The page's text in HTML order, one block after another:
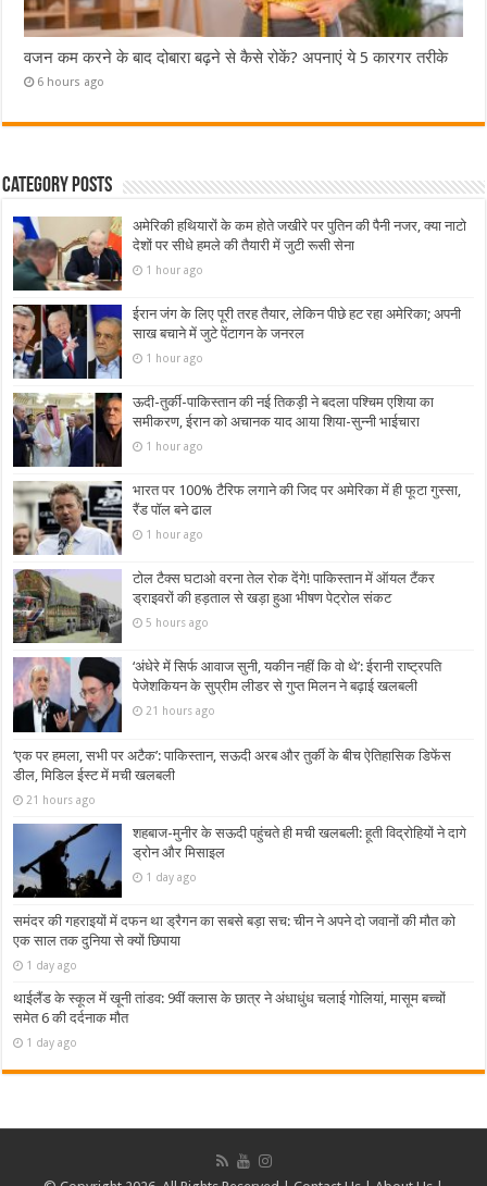
वजन कम करने के बाद दोबारा बढ़ने से कैसे रोकें? अपनाएं ये 5 कारगर तरीके
6 hours ago
Category Posts
अमेरिकी हथियारों के कम होते जखीरे पर पुतिन की पैनी नजर, क्या नाटो
देशों पर सीधे हमले की तैयारी में जुटी रूसी सेना
1 hour ago
ईरान जंग के लिए पूरी तरह तैयार, लेकिन पीछे हट रहा अमेरिका; अपनी
साख बचाने में जुटे पेंटागन के जनरल
1 hour ago
ऊदी-तुर्की-पाकिस्तान की नई तिकड़ी ने बदला पश्चिम एशिया का
समीकरण, ईरान को अचानक याद आया शिया-सुन्नी भाईचारा
1 hour ago
भारत पर 100% टैरिफ लगाने की जिद पर अमेरिका में ही फूटा गुस्सा,
रैंड पॉल बने ढाल
1 hour ago
टोल टैक्स घटाओ वरना तेल रोक देंगे! पाकिस्तान में ऑयल टैंकर
ड्राइवरों की हड़ताल से खड़ा हुआ भीषण पेट्रोल संकट
5 hours ago
‘अंधेरे में सिर्फ आवाज सुनी, यकीन नहीं कि वो थे’: ईरानी राष्ट्रपति
पेजेशकियन के सुप्रीम लीडर से गुप्त मिलन ने बढ़ाई खलबली
21 hours ago
‘एक पर हमला, सभी पर अटैक’: पाकिस्तान, सऊदी अरब और तुर्की के बीच ऐतिहासिक डिफेंस
डील, मिडिल ईस्ट में मची खलबली
21 hours ago
शहबाज-मुनीर के सऊदी पहुंचते ही मची खलबली: हूती विद्रोहियों ने दागे
ड्रोन और मिसाइल
1 day ago
समंदर की गहराइयों में दफन था ड्रैगन का सबसे बड़ा सच: चीन ने अपने दो जवानों की मौत को
एक साल तक दुनिया से क्यों छिपाया
1 day ago
थाईलैंड के स्कूल में खूनी तांडव: 9वीं क्लास के छात्र ने अंधाधुंध चलाई गोलियां, मासूम बच्चों
समेत 6 की दर्दनाक मौत
1 day ago